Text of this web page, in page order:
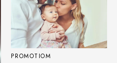
PROMOTIOM